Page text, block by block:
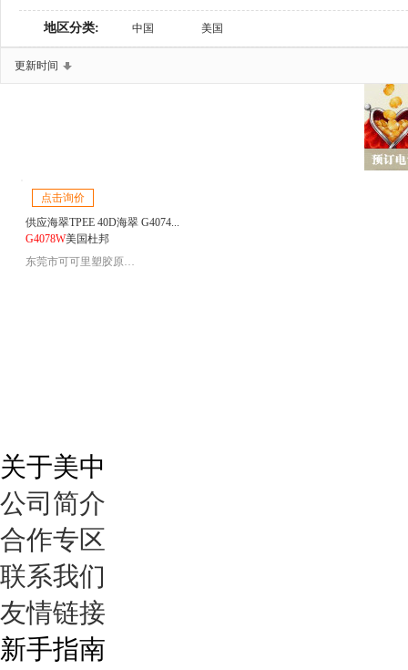
鞋材辅料
地区分类: 中国 美国
更新时间
点击询价
供应海翠TPEE 40D海翠 G4074...
G4078W美国杜邦
东莞市可可里塑胶原料有限公司
关于美中
公司简介
合作专区
联系我们
友情链接
新手指南